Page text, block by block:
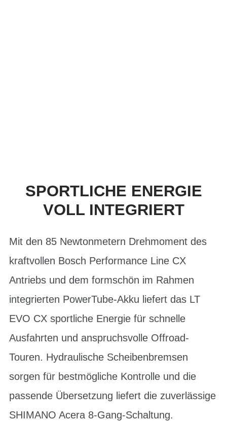
SPORTLICHE ENERGIE
VOLL INTEGRIERT
Mit den 85 Newtonmetern Drehmoment des
kraftvollen Bosch Performance Line CX
Antriebs und dem formschön im Rahmen
integrierten PowerTube-Akku liefert das LT
EVO CX sportliche Energie für schnelle
Ausfahrten und anspruchsvolle Offroad-
Touren. Hydraulische Scheibenbremsen
sorgen für bestmögliche Kontrolle und die
passende Übersetzung liefert die zuverlässige
SHIMANO Acera 8-Gang-Schaltung.